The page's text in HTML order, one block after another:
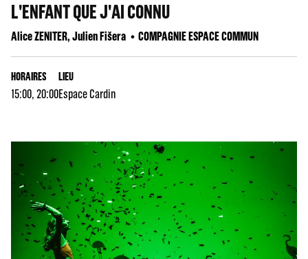
L'ENFANT QUE J'AI CONNU
Alice ZENITER, Julien Fišera COMPAGNIE ESPACE COMMUN
HORAIRES
15:00, 20:00
LIEU
Espace Cardin